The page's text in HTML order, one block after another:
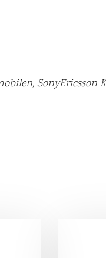
SonyEricsson